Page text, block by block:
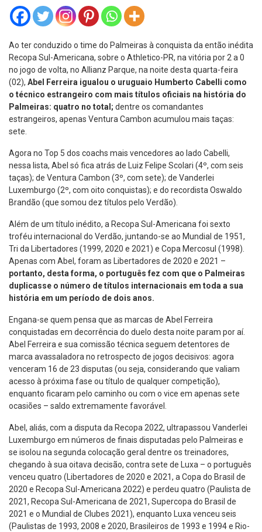
Ao ter conduzido o time do Palmeiras à conquista da então inédita
Recopa Sul-Americana, sobre o Athletico-PR, na vitória por 2 a 0
no jogo de volta, no Allianz Parque, na noite desta quarta-feira
(02), Abel Ferreira igualou o uruguaio Humberto Cabelli como
o técnico estrangeiro com mais títulos oficiais na história do
Palmeiras: quatro no total; dentre os comandantes
estrangeiros, apenas Ventura Cambon acumulou mais taças:
sete.
Agora no Top 5 dos coachs mais vencedores ao lado Cabelli,
nessa lista, Abel só fica atrás de Luiz Felipe Scolari (4º, com seis
taças); de Ventura Cambon (3º, com sete); de Vanderlei
Luxemburgo (2º, com oito conquistas); e do recordista Oswaldo
Brandão (que somou dez títulos pelo Verdão).
Além de um título inédito, a Recopa Sul-Americana foi sexto
troféu internacional do Verdão, juntando-se ao Mundial de 1951,
Tri da Libertadores (1999, 2020 e 2021) e Copa Mercosul (1998).
Apenas com Abel, foram as Libertadores de 2020 e 2021 –
portanto, desta forma, o português fez com que o Palmeiras
duplicasse o número de títulos internacionais em toda a sua
história em um período de dois anos.
Engana-se quem pensa que as marcas de Abel Ferreira
conquistadas em decorrência do duelo desta noite param por aí.
Abel Ferreira e sua comissão técnica seguem detentores de
marca avassaladora no retrospecto de jogos decisivos: agora
venceram 16 de 23 disputas (ou seja, considerando que valiam
acesso à próxima fase ou título de qualquer competição),
enquanto ficaram pelo caminho ou com o vice em apenas sete
ocasiões – saldo extremamente favorável.
Abel, aliás, com a disputa da Recopa 2022, ultrapassou Vanderlei
Luxemburgo em números de finais disputadas pelo Palmeiras e
se isolou na segunda colocação geral dentre os treinadores,
chegando à sua oitava decisão, contra sete de Luxa – o português
venceu quatro (Libertadores de 2020 e 2021, a Copa do Brasil de
2020 e Recopa Sul-Americana 2022) e perdeu quatro (Paulista de
2021, Recopa Sul-Americana de 2021, Supercopa do Brasil de
2021 e o Mundial de Clubes 2021), enquanto Luxa venceu seis
(Paulistas de 1993, 2008 e 2020, Brasileiros de 1993 e 1994 e Rio-